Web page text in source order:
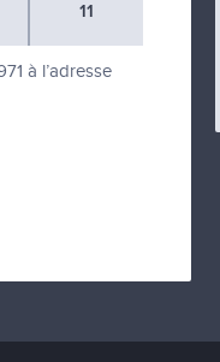
11
à l’adresse